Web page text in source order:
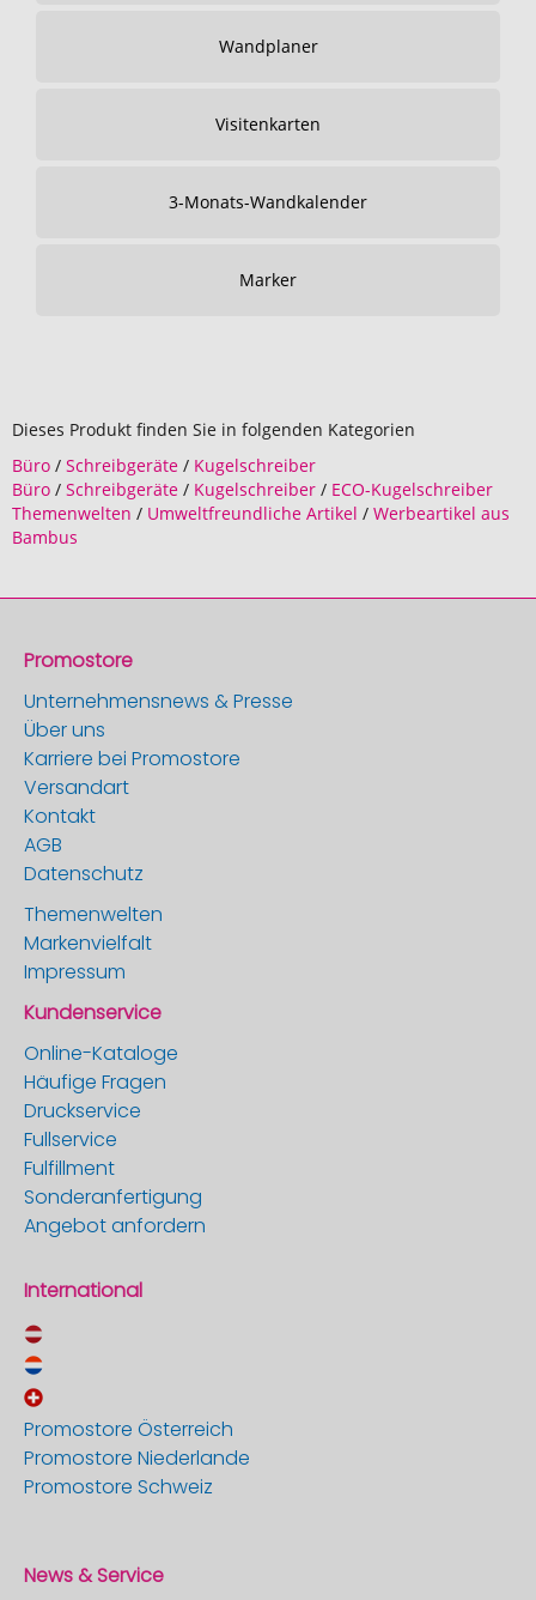
Wandplaner
Visitenkarten
3-Monats-Wandkalender
Marker
Dieses Produkt finden Sie in folgenden Kategorien
Büro / Schreibgeräte / Kugelschreiber
Büro / Schreibgeräte / Kugelschreiber / ECO-Kugelschreiber
Themenwelten / Umweltfreundliche Artikel / Werbeartikel aus
Bambus
Promostore
Unternehmensnews & Presse
Über uns
Karriere bei Promostore
Versandart
Kontakt
AGB
Datenschutz
Themenwelten
Markenvielfalt
Impressum
Kundenservice
Online-Kataloge
Häufige Fragen
Druckservice
Fullservice
Fulfillment
Sonderanfertigung
Angebot anfordern
International
Promostore Österreich
Promostore Niederlande
Promostore Schweiz
News & Service